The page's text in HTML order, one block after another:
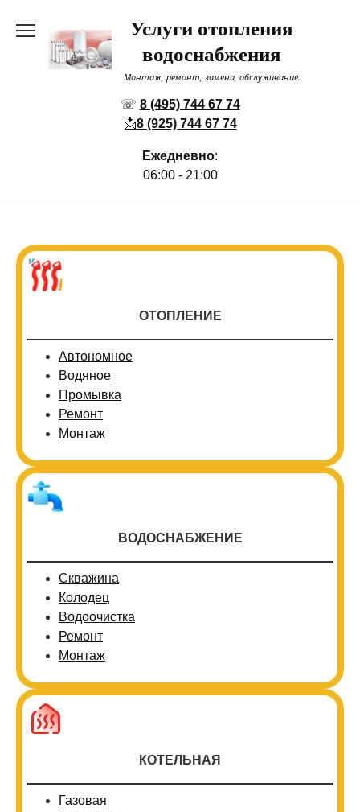
содержанию
Услуги отопления
водоснабжения
Монтаж, ремонт, замена, обслуживание.
☏ 8 (495) 744 67 74
📩8 (925) 744 67 74
Ежедневно:
06:00 - 21:00
ОТОПЛЕНИЕ
Автономное
Водяное
Промывка
Ремонт
Монтаж
ВОДОСНАБЖЕНИЕ
Скважина
Колодец
Водоочистка
Ремонт
Монтаж
КОТЕЛЬНАЯ
Газовая